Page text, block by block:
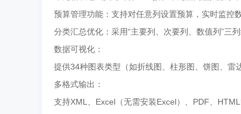
预算管理功能：支持对任意列设置预算，实时监控
分类汇总优化：采用“主要列、次要列、数值列”三
数据可视化：
提供34种图表类型（如折线图、柱形图、饼图、雷
多格式输出：
支持XML、Excel（无需安装Excel）、PDF、